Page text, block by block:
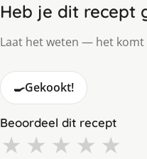
Heb je dit recept
Laat het weten — het komt
🍳Gekookt!
Beoordeel dit recept
★ ★ ★ ★ ★